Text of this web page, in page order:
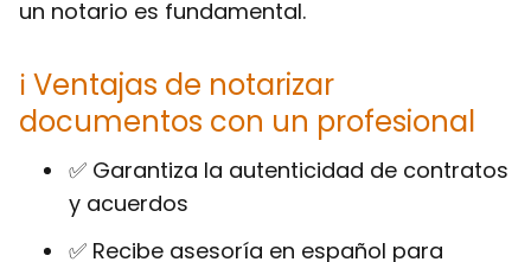
un notario es fundamental.
ℹ Ventajas de notarizar
documentos con un profesional
✅ Garantiza la autenticidad de contratos
y acuerdos
✅ Recibe asesoría en español para